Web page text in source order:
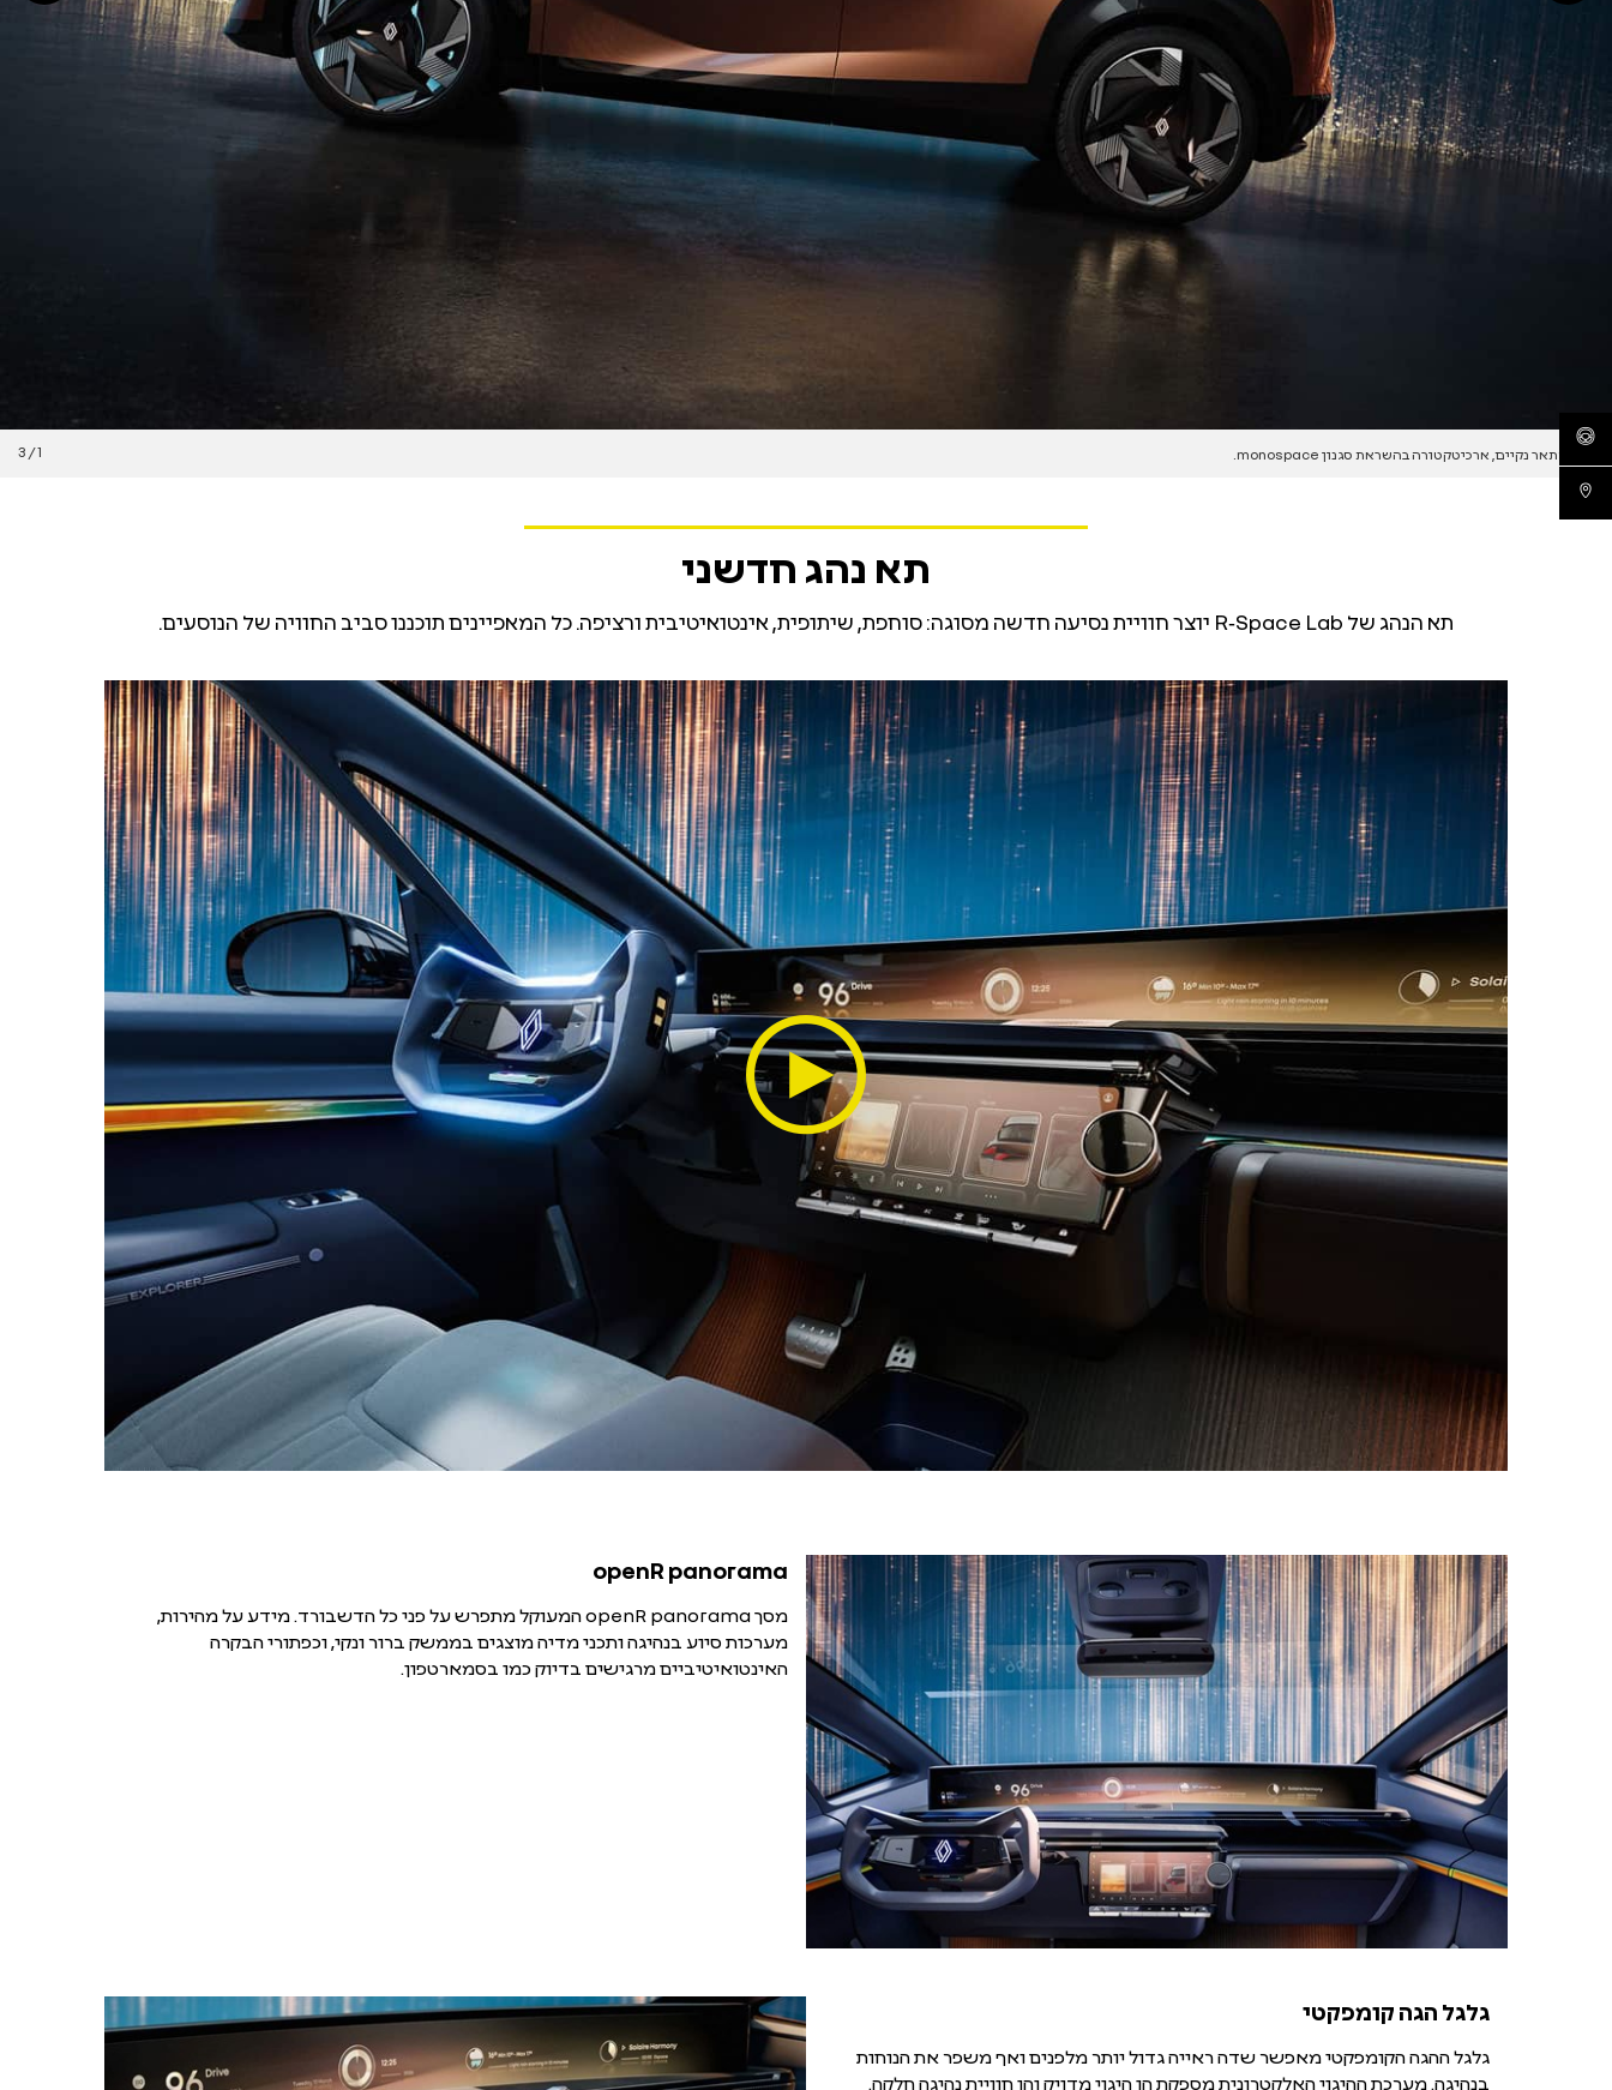
קווי מתאר נקיים, ארכיטקטורה בהשראת סגנון monospace. 1
/
3
תא נהג חדשני
תא הנהג של R‑Space Lab יוצר חוויית נסיעה חדשה מסוגה: סוחפת, שיתופית, אינטואיטיבית ורציפה. כל המאפיינים תוכננו סביב החוויה של הנוסעים.
את
תא
הנוסעים
של
רכב
הקונספט
Renault
R
Space
Lab
openR panorama
מסך openR panorama המעוקל מתפרש על פני כל הדשבורד. מידע על מהירות,
מערכות סיוע בנהיגה ותכני מדיה מוצגים בממשק ברור ונקי, וכפתורי הבקרה
האינטואיטיביים מרגישים בדיוק כמו בסמארטפון.
גלגל הגה קומפקטי
גלגל ההגה הקומפקטי מאפשר שדה ראייה גדול יותר מלפנים ואף משפר את הנוחות
בנהיגה. מערכת ההיגוי האלקטרונית מספקת הן היגוי מדויק והן חוויית נהיגה חלקה.